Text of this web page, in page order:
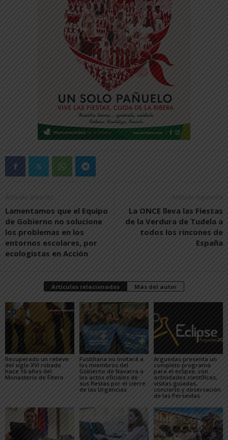
Artículo anterior
Lamentamos que el Equipo
de Gobierno no solucione
los problemas en los
entornos escolares, por
ecologistas en Acción
Artículo siguiente
La ONCE lleva las Fiestas
de la Verdura de Tudela a
todos los rincones de
España
Artículos relacionados Más del autor
Recuperado un relieve
del siglo XVI robado
hace 16 años del
Monasterio de Fitero
Fustiñana no invitará a
los miembros del
Gobierno de Navarra a
los actos oficiales de
sus fiestas por el cierre
de las Urgencias
Arguedas presenta un
completo programa
para el eclipse, con
actividades científicas,
visitas guiadas,
concierto y observación
de las Perseidas